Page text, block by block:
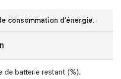
consommation d'énergie.
de batterie restant (%).